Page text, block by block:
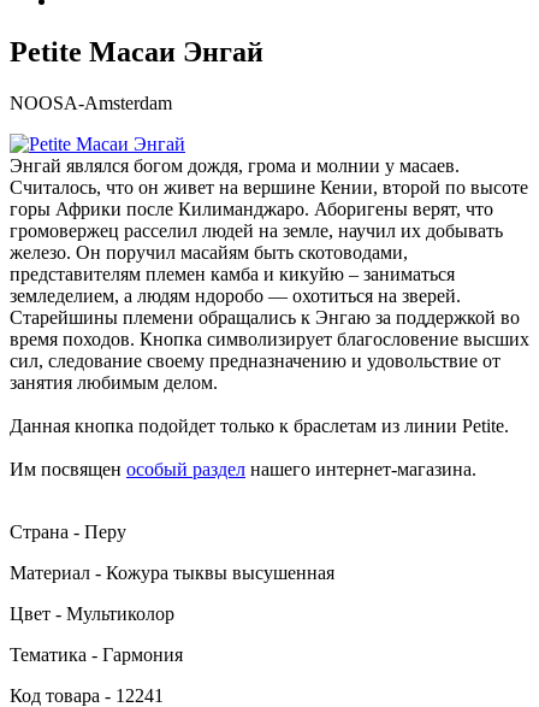
Petite Масаи Энгай
NOOSA-Amsterdam
Энгай являлся богом дождя, грома и молнии у масаев.
Считалось, что он живет на вершине Кении, второй по высоте
горы Африки после Килиманджаро. Аборигены верят, что
громовержец расселил людей на земле, научил их добывать
железо. Он поручил масайям быть скотоводами,
представителям племен камба и кикуйю – заниматься
земледелием, а людям ндоробо — охотиться на зверей.
Старейшины племени обращались к Энгаю за поддержкой во
время походов. Кнопка символизирует благословение высших
сил, следование своему предназначению и удовольствие от
занятия любимым делом.
Данная кнопка подойдет только к браслетам из линии Petite.
Им посвящен особый раздел нашего интернет-магазина.
Страна - Перу
Материал - Кожура тыквы высушенная
Цвет - Мультиколор
Тематика - Гармония
Код товара - 12241